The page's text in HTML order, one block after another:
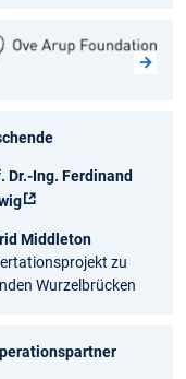
Dr.-Ing. Ferdinand
Middleton
zu
Wurzelbrücken